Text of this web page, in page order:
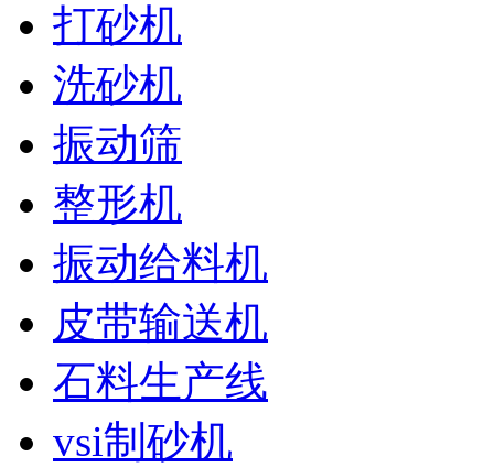
打砂机
洗砂机
振动筛
整形机
振动给料机
皮带输送机
石料生产线
vsi制砂机